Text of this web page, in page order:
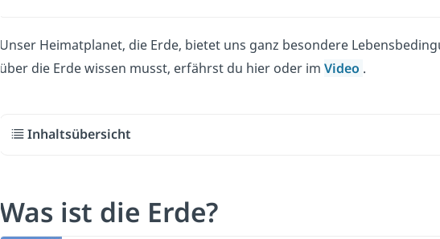
Unser Heimatplanet, die Erde, bietet uns ganz besondere
über die Erde wissen musst, erfährst du hier oder im Video .
Inhaltsübersicht
Was ist die Erde?